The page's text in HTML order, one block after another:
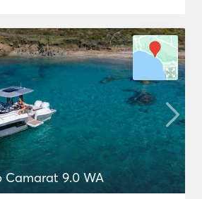
Camarat 9.0 WA